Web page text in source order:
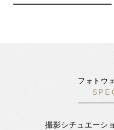
フォトウ
撮影シチュエーシ